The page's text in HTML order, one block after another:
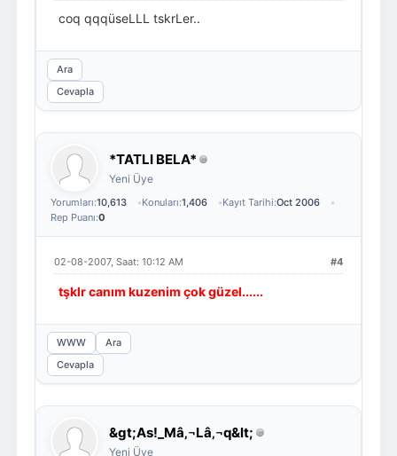
coq qqqüseLLL tskrLer..
Ara
Cevapla
*TATLI BELA*
Yeni Üye
Yorumları:10,613 Konuları:1,406 Kayıt Tarihi:Oct 2006
Rep Puanı:0
#4
02-08-2007, Saat: 10:12 AM
tşklr canım kuzenim çok güzel......
WWW
Ara
Cevapla
&gt;As!_Mâ‚¬Lâ‚¬q&lt;
Yeni Üye